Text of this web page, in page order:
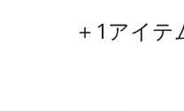
＋1アイテ